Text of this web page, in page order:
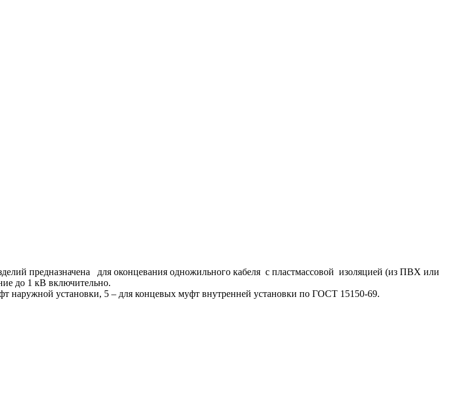
предназначена для оконцевания одножильного кабеля с пластмассовой изоляцией (из ПВХ или
до 1 кВ включительно.
наружной установки, 5 – для концевых муфт внутренней установки по ГОСТ 15150-69.